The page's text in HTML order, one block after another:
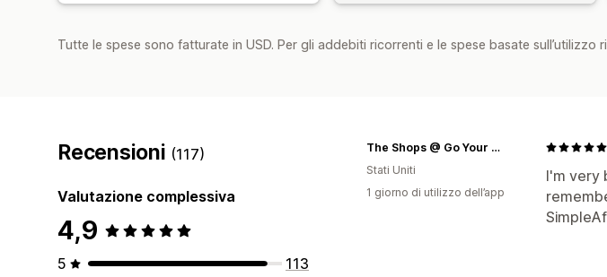
Tutte le spese sono fatturate in USD. Per gli addebiti ricorrenti e le spese basate sull’utilizzo
Recensioni (117)
Valutazione complessiva
4,9
5
113
I'm very
The Shops @ Go Your Own Way
Stati Uniti
1 giorno di utilizzo dell’app